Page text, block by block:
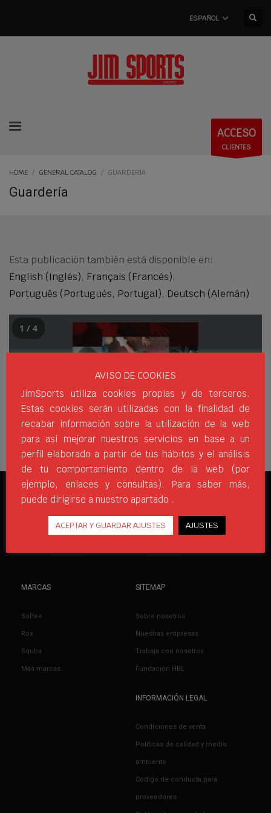
ESPAÑOL
ACCESO
CLIENTES
HOME GENERAL CATALOG GUARDERÍA
Guardería
Esta publicación también está disponible en:
English (Inglés) Français (Francés)
Português (Portugués, Portugal) Deutsch (Alemán)
1 / 4
REDES SOCIALES
MARCAS
Softee
Rox
Squba
Más marcas…
SITEMAP
Sobre nosotros
Nuestras empresas
Trabaja con nosotros
Fundación HBL
INFORMACIÓN LEGAL
Condiciones de venta
Políticas de calidad y medio
ambiente
Código de conducta para
proveedores
AVISO DE COOKIES
JimSports utiliza cookies propias y de terceros.
Estas cookies serán utilizadas con la finalidad de
recabar información sobre la utilización de la web
para así mejorar nuestros servicios en base a un
perfil elaborado a partir de tus hábitos y el análisis
de tu comportamiento dentro de la web (por
ejemplo, enlaces y consultas). Para saber más,
puede dirigirse a nuestro apartado .
ACEPTAR Y GUARDAR AJUSTES AJUSTES